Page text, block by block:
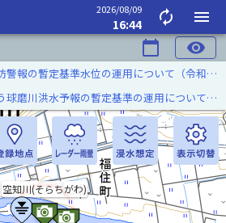
2026/08/09
16:44 autorenew
menu
calendar_today visibility
空知川(そらちがわ)
令和８年熊本地震に伴う水防警報の暫定基準水位の運用について（令和８年８月７日）
「令和８年熊本地震」に伴う球磨川洪水予報の暫定基準の運用について（令和８年８月５日）